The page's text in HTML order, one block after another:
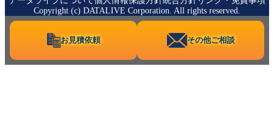
Copyright (c) DATALIVE Corporation. All rights reserved.
お見積依頼 その他ご相談